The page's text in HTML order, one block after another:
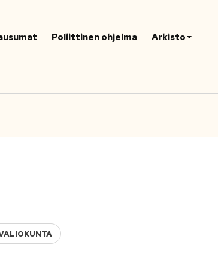
Poliittinen ohjelma Arkisto